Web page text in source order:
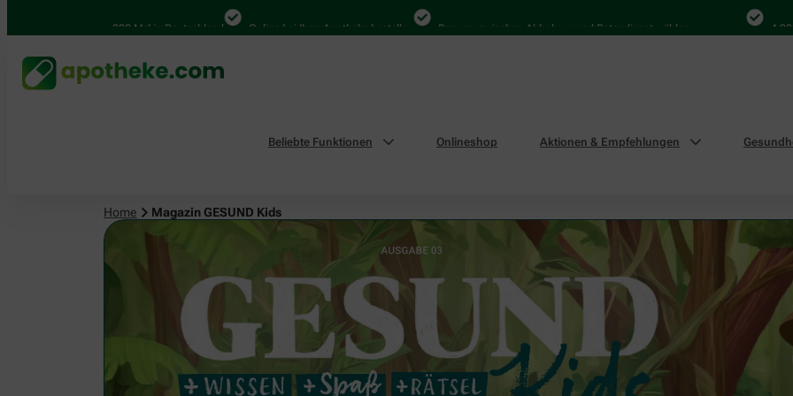
4.000 Mal in Deutschland Online bei Ihrer Apotheke bestellen Bequem zwischen Abholung und Botendienst wählen 4.000 Mal in
Beliebte Funktionen Onlineshop Aktionen & Empfehlungen
Home Magazin GESUND Kids